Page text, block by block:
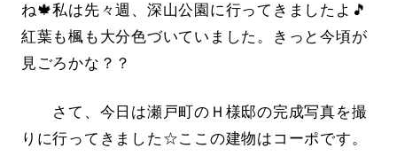
ね🍁私は先々週、深山公園に行ってきましたよ🎵
紅葉も楓も大分色づいていました。きっと今頃が
見ごろかな？？
さて、今日は瀬戸町のＨ様邸の完成写真を撮
りに行ってきました☆ここの建物はコーポです。